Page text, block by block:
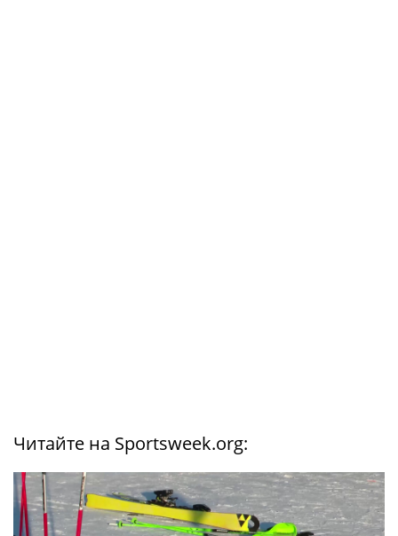
Читайте на Sportsweek.org: